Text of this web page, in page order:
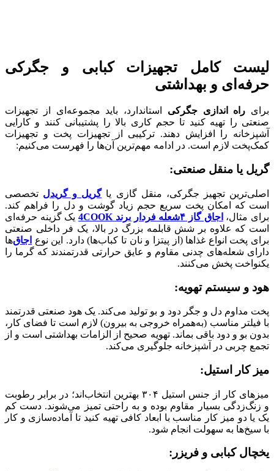
لیست کامل تجهیزات کبابی و جگرکی
حرفه‌ای و بهداشتی
برای راه اندازی جگرکی استاندارد، باید مجموعه‌ای از تجهیزات
صنعتی را تهیه کنید تا حجم کاری بالا را پشتیبانی کنند و کارایی
آشپزخانه را افزایش دهند. ترکیبی از تجهیزات پخت و تجهیزات
کمک‌پخت لازم است. در ادامه مهم‌ترین آن‌ها را فهرست می‌کنیم:
گریل یا منقل صنعتی:
اصلی‌ترین تجهیز جگرکی، منقل گازی یاگریل و گریدل تخصصی
است که امکان پخت سریع حجم زیاد گوشت و دل را فراهم کند.
برای مثال، اجاق گاز ۴شعله فردار برند 4COOK
یک گزینه حرفه‌ای
است که علاوه بر شش قابلمه بزرگ در بالا، یک فر داخلی صنعتی
برای پخت انواع غذاها (از پیتزا و نان تا کباب‌ها) دارد. این نوع اجاق‌ها
دارای شعله‌های چدنی مقاوم و عایق حرارتی قدرتمندند که گرما را
یکنواخت پخش می‌کنند.
هود و سیستم تهویه:
پخت مداوم دل و جگر دود و بو تولید می‌کند. یک هود صنعتی قدرتمند
با فیلتر مناسب (به‌همراه خروجی به بیرون) لازم است تا فضای کار،
بدون بو و دود باقی بماند. تهویه صحیح از الزامات بهداشتی است و از
تجمع چربی در آشپزخانه جلوگیری می‌کند.
میز کار استیل:
میزهای کار از جنس استیل ۳۰۴ بهترین انتخاب‌اند؛ در برابر رطوبت
و زنگ‌زدگی بسیار مقاوم بوده و به راحتی تمیز می‌شوند. دست کم
یک یا دو میز کار مناسب با ابعاد کافی تهیه کنید تا آماده‌سازی و کار
با سیخ‌ها به سهولت انجام شود.
یخچال کبابی و فریزر :